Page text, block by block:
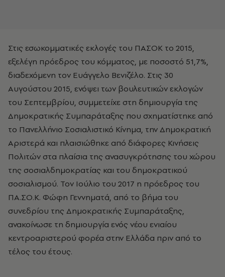
Στις εσωκομματικές εκλογές του ΠΑΣΟΚ το 2015,
εξελέγη πρόεδρος του κόμματος, με ποσοστό 51,7%,
διαδεχόμενη τον Ευάγγελο Βενιζέλο. Στις 30
Αυγούστου 2015, ενόψει των βουλευτικών εκλογών
του Σεπτεμβρίου, συμμετείχε στη δημιουργία της
Δημοκρατικής Συμπαράταξης που σχηματίστηκε από
το Πανελλήνιο Σοσιαλιστικό Κίνημα, την Δημοκρατική
Αριστερά και πλαισιώθηκε από διάφορες Κινήσεις
Πολιτών στα πλαίσια της ανασυγκρότησης του χώρου
της σοσιαλδημοκρατίας και του δημοκρατικού
σοσιαλισμού. Τον Ιούλιο του 2017 η πρόεδρος του
ΠΑ.ΣΟ.Κ. Φώφη Γεννηματά, από το βήμα του
συνεδρίου της Δημοκρατικής Συμπαράταξης,
ανακοίνωσε τη δημιουργία ενός νέου ενιαίου
κεντροαριστερού φορέα στην Ελλάδα πριν από το
τέλος του έτους.